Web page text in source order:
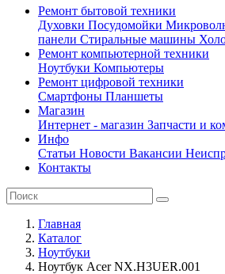
Ремонт бытовой техники
Духовки Посудомойки
панели Стиральные машины
Ремонт компьютерной техники
Ноутбуки Компьютеры
Ремонт цифровой техники
Смартфоны Планшеты
Магазин
Интернет - магазин Запчасти и
Инфо
Статьи Новости Вакансии
Контакты
Главная
Каталог
Ноутбуки
Ноутбук Acer NX.H3UER.001